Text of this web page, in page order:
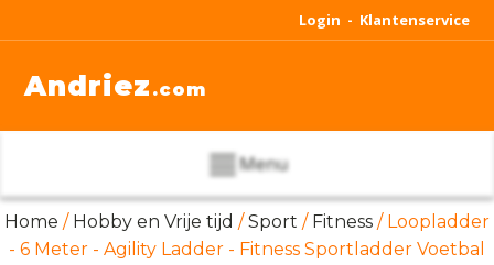
Login - Klantenservice
Andriez .com
Menu
Home / Hobby en Vrije tijd /Sport / Fitness / Loopladder
- 6 Meter - Agility Ladder - Fitness Sportladder Voetbal